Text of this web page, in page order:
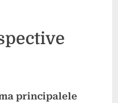
principalele